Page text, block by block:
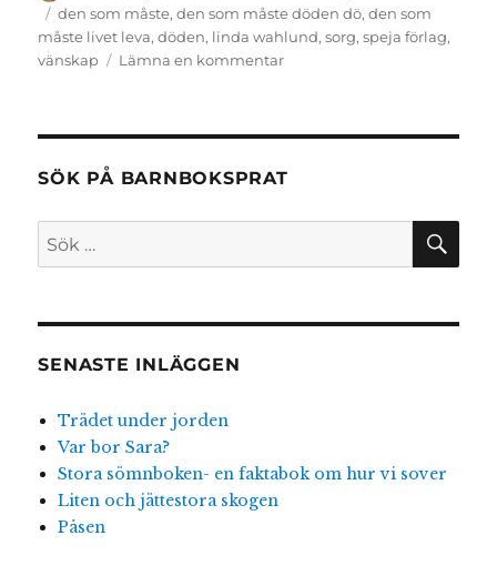
den
Etiketter
den som måste,den som måste döden dö,den som
måste livet leva,döden, linda wahlund,sorg,speja förlag,
vänskap
Lämna en kommentartill
dö/livet
SÖK PÅ BARNBOKSPRAT
SENASTE INLÄGGEN
Trädet under jorden
Var bor Sara?
Stora sömnboken- en faktabok om hur vi sover
Liten och jättestora skogen
Påsen